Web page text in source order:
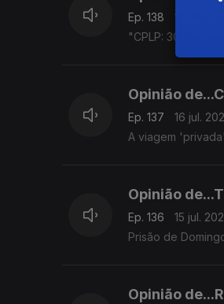
Ep. 138
17 jul.
"CPLP: 30 Anos e
Opinião
Ep. 137
16 jul.
A viagem
Opinião
Ep. 136
15 jul.
Prisão de
Opinião